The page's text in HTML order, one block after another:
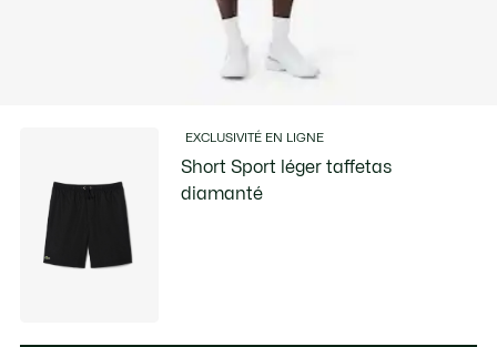
EXCLUSIVITÉ EN LIGNE
Short Sport léger taffetas
diamanté